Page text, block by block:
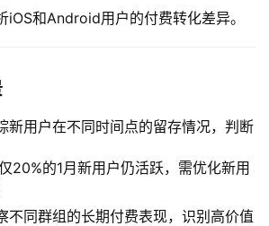
iOS和Android用户的付费转化差异。
新用户在不同时间点的留存情况，判断
20%的1月新用户仍活跃，需优化新用
不同群组的长期付费表现，识别高价值